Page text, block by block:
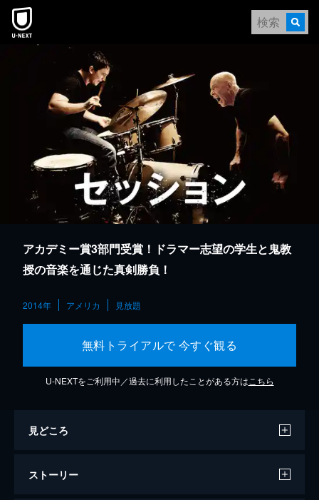
本文へスキップ
アカデミー賞3部門受賞！ドラマー志望の学生と鬼教
授の音楽を通じた真剣勝負！
2014年 アメリカ 見放題
無料トライアルで 今すぐ観る
U-NEXTをご利用中／過去に利用したことがある方は こちら
見どころ
ストーリー